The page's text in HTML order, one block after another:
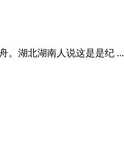
。湖北湖南人说这是是纪 ...